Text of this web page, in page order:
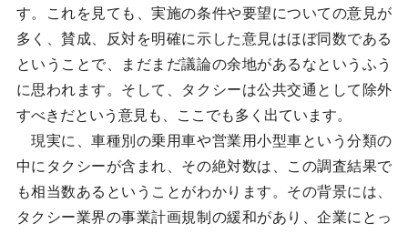
す。これを見ても、実施の条件や要望についての意見が
多く、賛成、反対を明確に示した意見はほぼ同数である
ということで、まだまだ議論の余地があるなというふう
に思われます。そして、タクシーは公共交通として除外
すべきだという意見も、ここでも多く出ています。
現実に、車種別の乗用車や営業用小型車という分類の
中にタクシーが含まれ、その絶対数は、この調査結果で
も相当数あるということがわかります。その背景には、
タクシー業界の事業計画規制の緩和があり、企業にとっ